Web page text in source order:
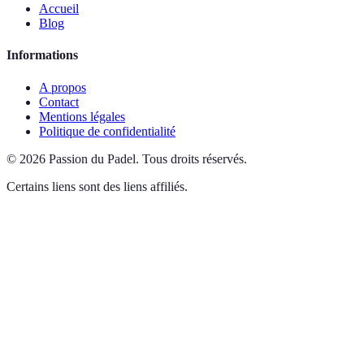
Accueil
Blog
Informations
A propos
Contact
Mentions légales
Politique de confidentialité
© 2026 Passion du Padel. Tous droits réservés.
Certains liens sont des liens affiliés.